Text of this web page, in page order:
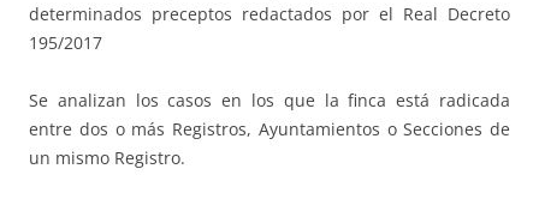
determinados preceptos redactados por el Real Decreto
195/2017
Se analizan los casos en los que la finca está radicada
entre dos o más Registros, Ayuntamientos o Secciones de
un mismo Registro.